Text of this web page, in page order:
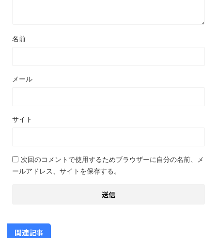
名前
メール
サイト
次回のコメントで使用するためブラウザーに自分の名前、メ
ールアドレス、サイトを保存する。
関連記事